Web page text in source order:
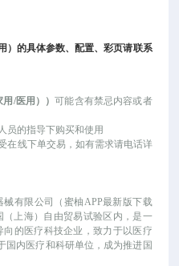
）的具体参数、配置、彩页请联系
/医用） ）可能含有禁忌内容或者
员的指导下购买和使用
在线下单交易，如有需求请电话详
有限公司（蜜柚APP最新版下载
（上海）自由贸易试验区内，是一
的医疗科技企业，致力于以医疗
国内医疗和科研单位，成为推进国